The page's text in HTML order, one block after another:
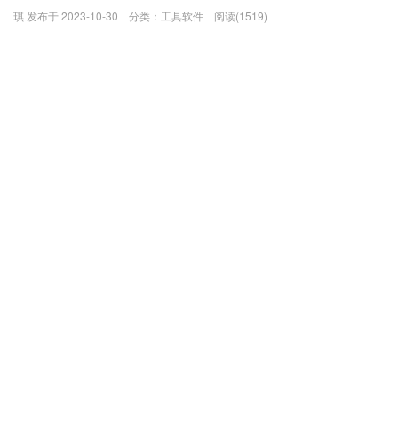
琪 发布于 2023-10-30 分类： 工具软件 阅读(1519)